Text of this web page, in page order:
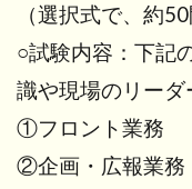
（選択式で、約50
○試験内容：下記
識や現場のリーダ
①フロント業務
②企画・広報業務